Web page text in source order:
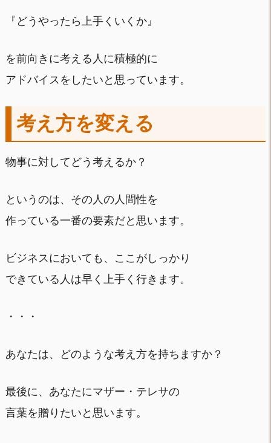
『どうやったら上手くいくか』
を前向きに考える人に積極的に
アドバイスをしたいと思っています。
考え方を変える
物事に対してどう考えるか？
というのは、その人の人間性を
作っている一番の要素だと思います。
ビジネスにおいても、ここがしっかり
できている人は早く上手く行きます。
・・・
あなたは、どのような考え方を持ちますか？
最後に、あなたにマザー・テレサの
言葉を贈りたいと思います。